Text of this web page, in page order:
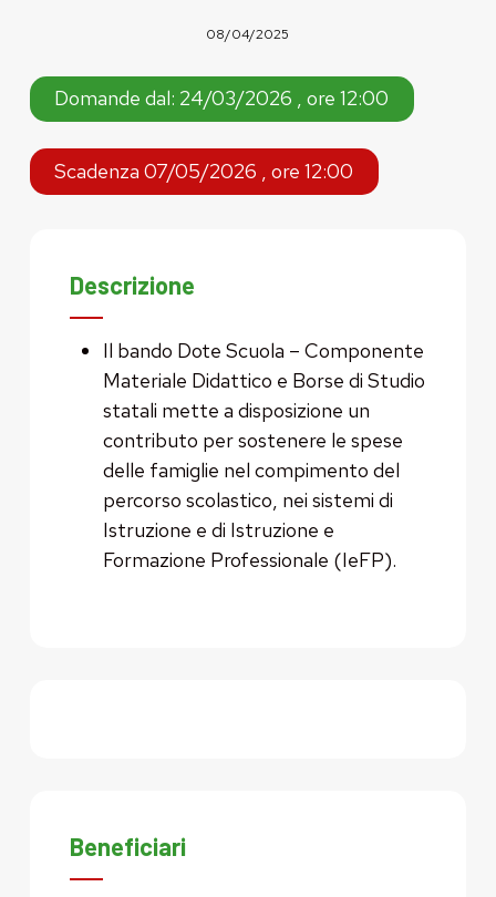
08/04/2025
Domande dal: 24/03/2026 , ore 12:00
Scadenza 07/05/2026 , ore 12:00
Descrizione
Il bando Dote Scuola – Componente
Materiale Didattico e Borse di Studio
statali mette a disposizione un
contributo per sostenere le spese
delle famiglie nel compimento del
percorso scolastico, nei sistemi di
Istruzione e di Istruzione e
Formazione Professionale (IeFP).
Beneficiari